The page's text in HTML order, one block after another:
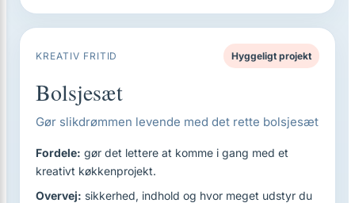
KREATIV FRITID Hyggeligt projekt
Bolsjesæt
Gør slikdrømmen levende med det rette bolsjesæt
Fordele: gør det lettere at komme i gang med et
kreativt køkkenprojekt.
Overvej: sikkerhed, indhold og hvor meget udstyr du